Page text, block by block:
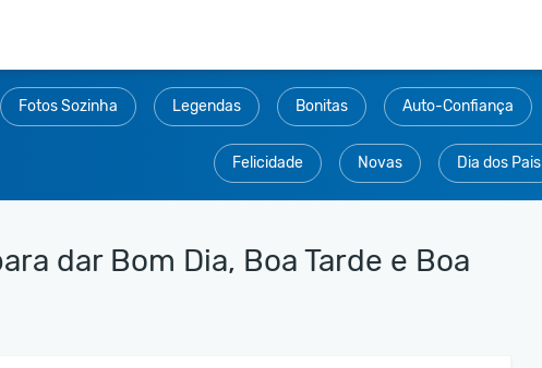
Fotos Sozinha Legendas Bonitas Auto-Confiança
Felicidade Novas Dia dos Pais
dar Bom Dia, Boa Tarde e Boa